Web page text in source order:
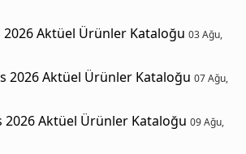
2026 Aktüel Ürünler Kataloğu 03 Ağu,
2026 Aktüel Ürünler Kataloğu 07 Ağu,
2026 Aktüel Ürünler Kataloğu 09 Ağu,